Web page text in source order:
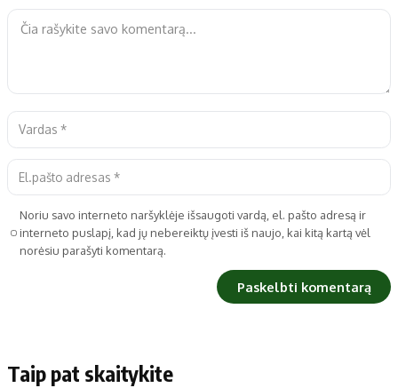
Noriu savo interneto naršyklėje išsaugoti vardą, el. pašto adresą ir
interneto puslapį, kad jų nebereiktų įvesti iš naujo, kai kitą kartą vėl
norėsiu parašyti komentarą.
Taip pat skaitykite